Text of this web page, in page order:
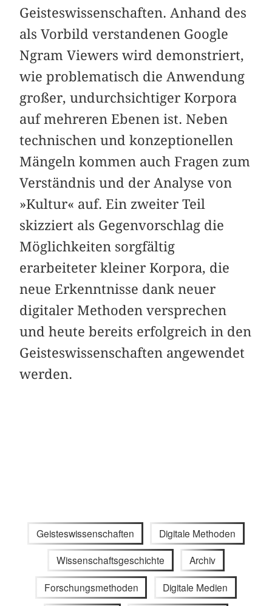
Geisteswissenschaften. Anhand des
als Vorbild verstandenen Google
Ngram Viewers wird demonstriert,
wie problematisch die Anwendung
großer, undurchsichtiger Korpora
auf mehreren Ebenen ist. Neben
technischen und konzeptionellen
Mängeln kommen auch Fragen zum
Verständnis und der Analyse von
»Kultur« auf. Ein zweiter Teil
skizziert als Gegenvorschlag die
Möglichkeiten sorgfältig
erarbeiteter kleiner Korpora, die
neue Erkenntnisse dank neuer
digitaler Methoden versprechen
und heute bereits erfolgreich in den
Geisteswissenschaften angewendet
werden.
Geisteswissenschaften Digitale Methoden
Wissenschaftsgeschichte Archiv
Forschungsmethoden Digitale Medien